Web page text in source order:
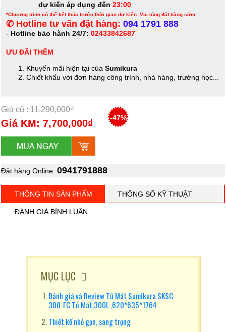
dự kiến áp dụng đến 23:00
*Chương trình có thể kết thúc trước thời gian dự kiến. Vui lòng đặt hàng sớm
✆ Hotline tư vấn đặt hàng: 094 1791 888
- Hotline bảo hành 24/7: 02433842687
ƯU ĐÃI THÊM
Khuyến mãi hiện tại của Sumikura
Chiết khấu với đơn hàng công trình, nhà hàng, trường học...
Giá cũ : 11,290,000₫
Giá KM: 7,700,000₫ -47%
Đặt hàng Online: 0941791888
THÔNG TIN SẢN PHẨM THÔNG SỐ KỸ THUẬT
ĐÁNH GIÁ BÌNH LUẬN
MỤC LỤC
Đánh giá và Review Tủ Mát Sumikura SKSC-
300-FC Tủ Mát,300L ,620*635*1764
Thiết kế nhỏ gọn, sang trọng